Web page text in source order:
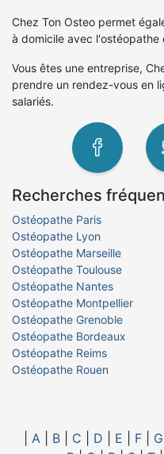
Chez Ton Osteo permet
à domicile avec l'ostéopathe
Vous êtes une entreprise,
prendre un rendez-vous en
salariés.
Recherches
Ostéopathe Paris
Ostéopathe Lyon
Ostéopathe Marseille
Ostéopathe Toulouse
Ostéopathe Nantes
Ostéopathe Montpellier
Ostéopathe Grenoble
Ostéopathe Bordeaux
Ostéopathe Reims
Ostéopathe Rouen
A B C D E F G